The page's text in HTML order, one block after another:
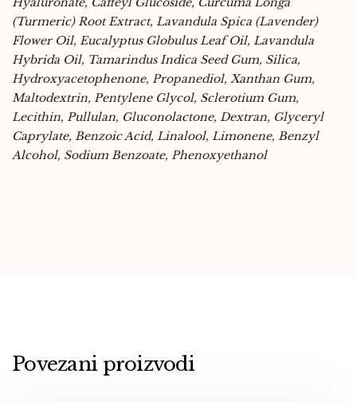
(Turmeric) Root Extract, Lavandula Spica (Lavender)
Flower Oil, Eucalyptus Globulus Leaf Oil, Lavandula
Hybrida Oil, Tamarindus Indica Seed Gum, Silica,
Hydroxyacetophenone, Propanediol, Xanthan Gum,
Maltodextrin, Pentylene Glycol, Sclerotium Gum,
Lecithin, Pullulan, Gluconolactone, Dextran, Glyceryl
Caprylate, Benzoic Acid, Linalool, Limonene, Benzyl
Alcohol, Sodium Benzoate, Phenoxyethanol
Povezani proizvodi